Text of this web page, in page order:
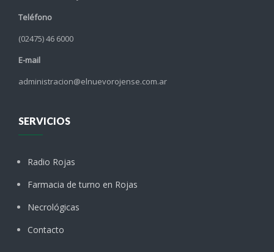
Teléfono
(02475) 46 6000
E-mail
administracion@elnuevorojense.com.ar
SERVICIOS
Radio Rojas
Farmacia de turno en Rojas
Necrológicas
Contacto